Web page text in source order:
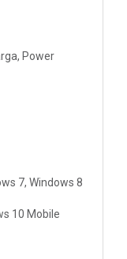
Power
7, Windows 8
10 Mobile